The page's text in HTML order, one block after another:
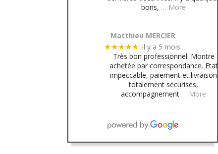
bons, … More
Matthieu MERCIER
★★★★★ il y a 5 mois
Très bon professionnel. Montre
achetée par correspondance. Etat
impeccable, paiement et livraison
totalement sécurisés,
accompagnement … More